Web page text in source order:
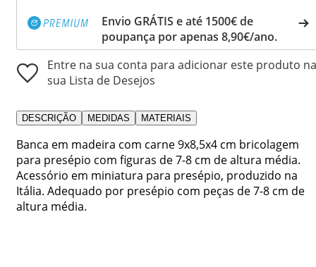
Envio GRÁTIS e até 1500€ de
poupança por apenas 8,90€/ano.
Entre na sua conta para adicionar este produto na
sua Lista de Desejos
DESCRIÇÃO MEDIDAS MATERIAIS
Banca em madeira com carne 9x8,5x4 cm bricolagem
para presépio com figuras de 7-8 cm de altura média.
Acessório em miniatura para presépio, produzido na
Itália. Adequado por presépio com peças de 7-8 cm de
altura média.